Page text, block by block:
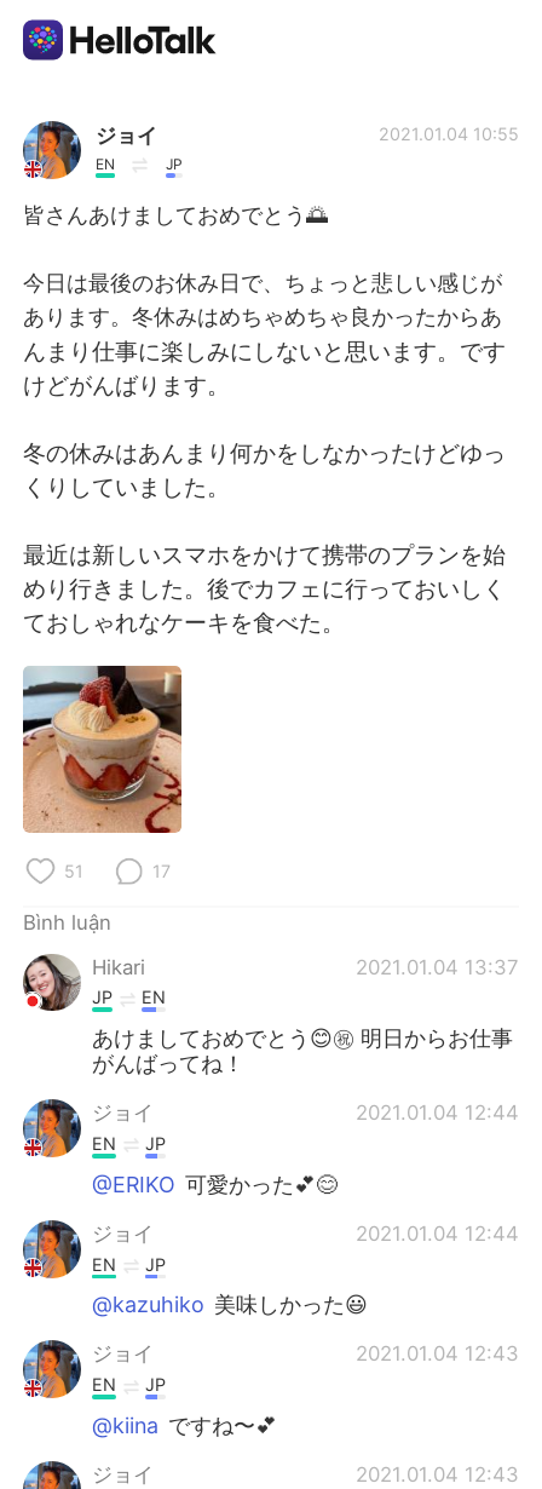
Ứng dụng trao đổi ngôn ngữ
AI Grammar Checker
English 简体中文
العربية
Deutsch 日本語
한국어 Русский
ไทย
Italiano
Português
ジョイ
EN JP
2021.01.04 10:55
皆さんあけましておめでとう🌅
今日は最後のお休み日で、ちょっと悲しい感じが
あります。冬休みはめちゃめちゃ良かったからあ
んまり仕事に楽しみにしないと思います。です
けどがんばります。
冬の休みはあんまり何かをしなかったけどゆっ
くりしていました。
最近は新しいスマホをかけて携帯のプランを始
めり行きました。後でカフェに行っておいしく
ておしゃれなケーキを食べた。
51 17
Bình luận
Hikari
2021.01.04 13:37
JP EN
あけましておめでとう😊㊗️ 明日からお仕事
がんばってね！
ジョイ 2021.01.04 12:44
EN JP
@ERIKO 可愛かった💕😊
ジョイ 2021.01.04 12:44
EN JP
@kazuhiko 美味しかった😃
ジョイ 2021.01.04 12:43
EN JP
@kiina ですね〜💕
ジョイ 2021.01.04 12:43